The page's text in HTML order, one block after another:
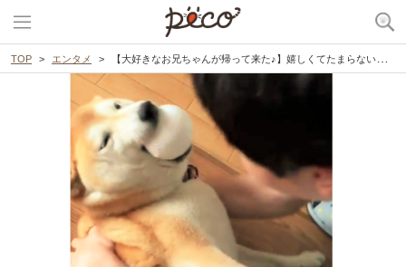
TOP エンタメ 【大好きなお兄ちゃんが帰って来た♪】嬉しくてたまらない柴犬の表情が可愛すぎて… 見ていて幸せ♡